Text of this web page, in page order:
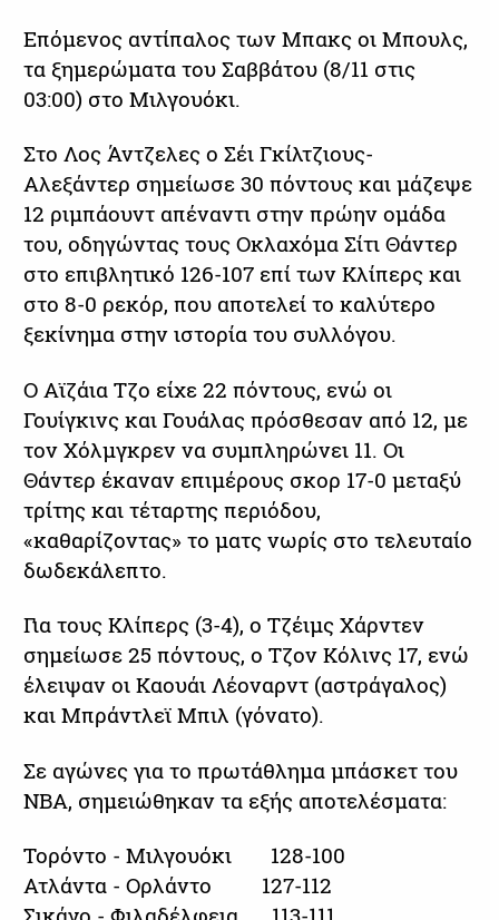
Επόμενος αντίπαλος των Μπακς οι Μπουλς,
τα ξημερώματα του Σαββάτου (8/11 στις
03:00) στο Μιλγουόκι.
Στο Λος Άντζελες ο Σέι Γκίλτζιους-
Αλεξάντερ σημείωσε 30 πόντους και μάζεψε
12 ριμπάουντ απέναντι στην πρώην ομάδα
του, οδηγώντας τους Οκλαχόμα Σίτι Θάντερ
στο επιβλητικό 126-107 επί των Κλίπερς και
στο 8-0 ρεκόρ, που αποτελεί το καλύτερο
ξεκίνημα στην ιστορία του συλλόγου.
Ο Αϊζάια Τζο είχε 22 πόντους, ενώ οι
Γουίγκινς και Γουάλας πρόσθεσαν από 12, με
τον Χόλμγκρεν να συμπληρώνει 11. Οι
Θάντερ έκαναν επιμέρους σκορ 17-0 μεταξύ
τρίτης και τέταρτης περιόδου,
«καθαρίζοντας» το ματς νωρίς στο τελευταίο
δωδεκάλεπτο.
Για τους Κλίπερς (3-4), ο Τζέιμς Χάρντεν
σημείωσε 25 πόντους, ο Τζον Κόλινς 17, ενώ
έλειψαν οι Καουάι Λέοναρντ (αστράγαλος)
και Μπράντλεϊ Μπιλ (γόνατο).
Σε αγώνες για το πρωτάθλημα μπάσκετ του
ΝΒΑ, σημειώθηκαν τα εξής αποτελέσματα:
Τορόντο - Μιλγουόκι 128-100
Ατλάντα - Ορλάντο 127-112